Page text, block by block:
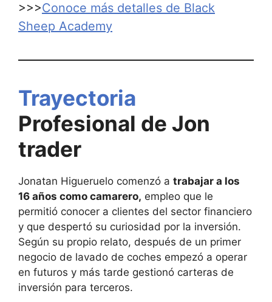
>>>Conoce más detalles de Black
Sheep Academy
Trayectoria
Profesional de Jon
trader
Jonatan Higueruelo comenzó a trabajar a los
16 años como camarero, empleo que le
permitió conocer a clientes del sector financiero
y que despertó su curiosidad por la inversión.
Según su propio relato, después de un primer
negocio de lavado de coches empezó a operar
en futuros y más tarde gestionó carteras de
inversión para terceros.